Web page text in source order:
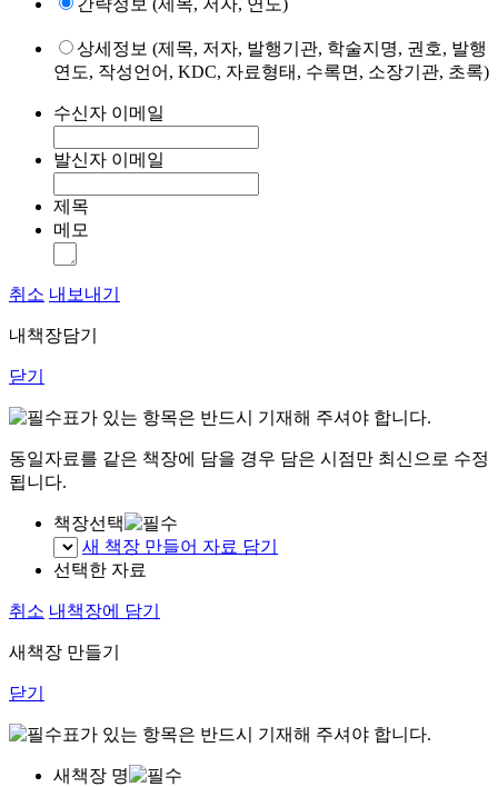
간략정보 (제목, 저자, 연도)
상세정보 (제목, 저자, 발행기관, 학술지명, 권호, 발행
연도, 작성언어, KDC, 자료형태, 수록면, 소장기관, 초록)
수신자 이메일
발신자 이메일
제목
메모
취소 내보내기
내책장담기
닫기
표가 있는 항목은 반드시 기재해 주셔야 합니다.
동일자료를 같은 책장에 담을 경우 담은 시점만 최신으로 수정
됩니다.
책장선택
새 책장 만들어 자료 담기
선택한 자료
취소 내책장에 담기
새책장 만들기
닫기
표가 있는 항목은 반드시 기재해 주셔야 합니다.
새책장 명